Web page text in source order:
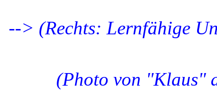
--> (Rechts: Lernfähige
(Photo von "Klaus"